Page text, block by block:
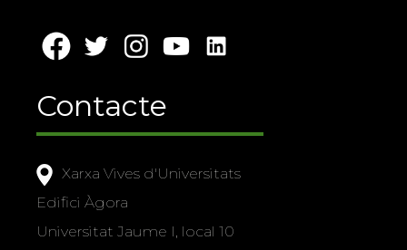
Contacte
Xarxa Vives d'Universitats
Edifici Àgora
Universitat Jaume I, local 10